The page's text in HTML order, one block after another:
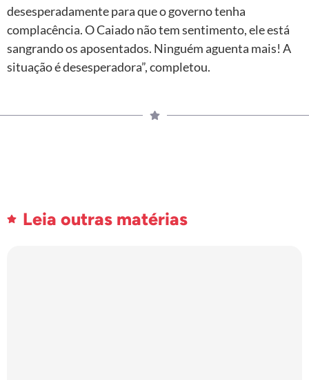
desesperadamente para que o governo tenha
complacência. O Caiado não tem sentimento, ele está
sangrando os aposentados. Ninguém aguenta mais! A
situação é desesperadora”, completou.
Leia outras matérias